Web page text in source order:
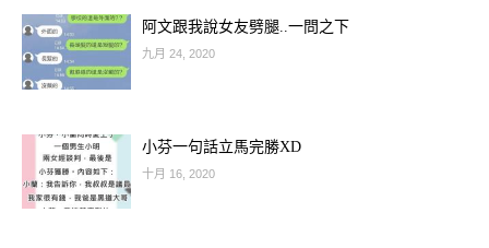
阿文跟我說女友劈腿..一問之下
九月 24, 2020
小芬一句話立馬完勝XD
十月 16, 2020